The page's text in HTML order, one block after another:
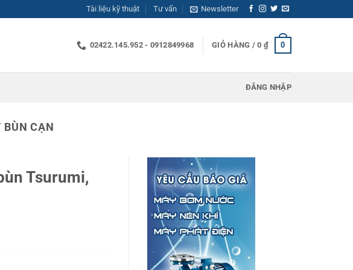
Tài liệu kỹ thuật Tư vấn Newsletter
02422.145.952 - 0912849968 GIỎ HÀNG /0 ₫ 0
ĐĂNG NHẬP
BÙN CẠN
Tsurumi,